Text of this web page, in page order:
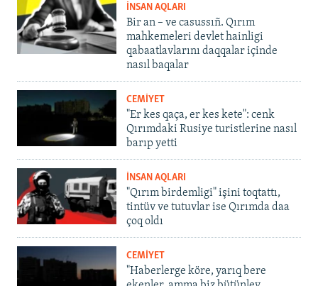
İNSAN AQLARI
Bir an – ve casussıñ. Qırım
mahkemeleri devlet hainligi
qabaatlavlarını daqqalar içinde
nasıl baqalar
CEMİYET
"Er kes qaça, er kes kete": cenk
Qırımdaki Rusiye turistlerine nasıl
barıp yetti
İNSAN AQLARI
"Qırım birdemligi" işini toqtattı,
tintüv ve tutuvlar ise Qırımda daa
çoq oldı
CEMİYET
"Haberlerge köre, yarıq bere